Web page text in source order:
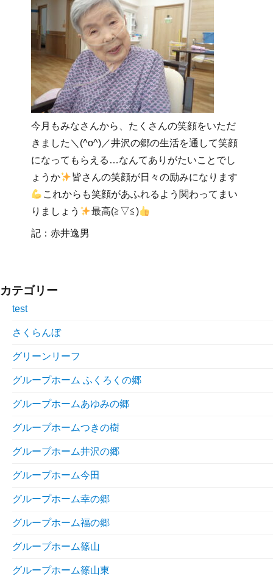
今月もみなさんから、たくさんの笑顔をいただ
きました＼(^o^)／井沢の郷の生活を通して笑顔
になってもらえる…なんてありがたいことでし
ょうか
皆さんの笑顔が日々の励みになります
これからも笑顔があふれるよう関わってまい
りましょう
最高(≧▽≦)
記：赤井逸男
カテゴリー
test
さくらんぼ
グリーンリーフ
グループホーム ふくろくの郷
グループホームあゆみの郷
グループホームつきの樹
グループホーム井沢の郷
グループホーム今田
グループホーム幸の郷
グループホーム福の郷
グループホーム篠山
グループホーム篠山東